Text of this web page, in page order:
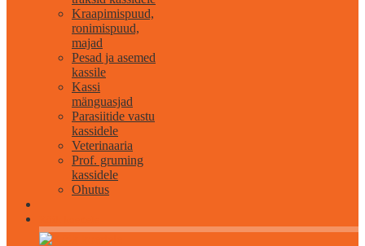
Kraapimispuud,
ronimispuud,
majad
Pesad ja asemed
kassile
Kassi
mänguasjad
Parasiitide vastu
kassidele
Veterinaaria
Prof. gruming
kassidele
Ohutus